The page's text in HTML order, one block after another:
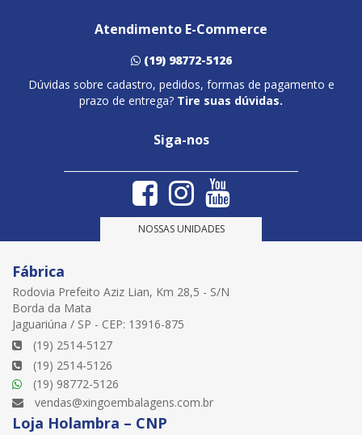
Atendimento E-Commerce
(19) 98772-5126
Dúvidas sobre cadastro, pedidos, formas de pagamento e
prazo de entrega? Tire suas dúvidas.
Siga-nos
NOSSAS UNIDADES
Fábrica
Rodovia Prefeito Aziz Lian, Km 28,5 - S/N
Borda da Mata
Jaguariúna / SP - CEP: 13916-875
(19) 2514-5127
(19) 2514-5126
(19) 98772-5126
vendas@xingoembalagens.com.br
Loja Holambra – CNP